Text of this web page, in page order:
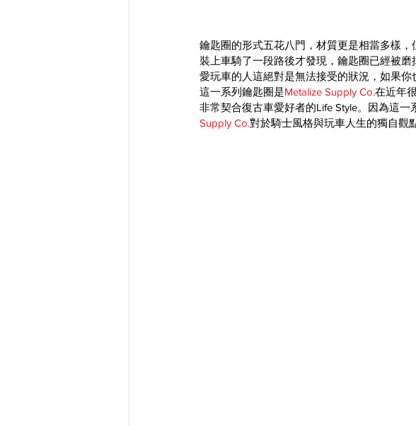
鑰匙圈的形式五花八門，材質更是相當多樣
裝上車騎了一段路後才發現，鑰匙圈已經被
愛玩車的人這絕對是無法接受的狀況，如果
這一系列鑰匙圈是Metalize Supply Co.在近年
非常契合復古車愛好者的Life Style。因為這
Supply Co.對於騎士風格與玩車人生的獨自觀點